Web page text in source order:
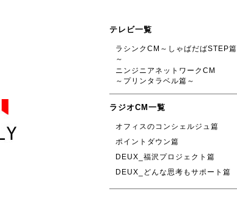
テレビ一覧
ラシンクCM～しゃばだばSTEP篇
～
ニンジニアネットワークCM
～プリンタラベル篇～
ラジオCM一覧
オフィスのコンシェルジュ篇
ポイントダウン篇
DEUX_福沢プロジェクト篇
DEUX_どんな思考もサポート篇